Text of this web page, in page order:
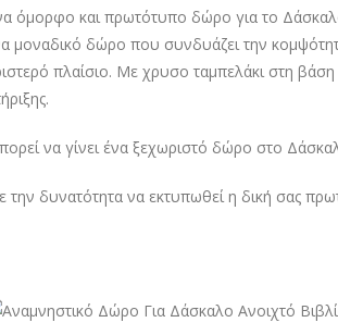
όμορφο και πρωτότυπο δώρο για το
μοναδικό δώρο που συνδυάζει την
πλαίσιο. Με χρυσο ταμπελάκι στη
να γίνει ένα ξεχωριστό δώρο στο
την δυνατότητα να εκτυπωθεί η δική σας